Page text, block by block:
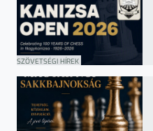
SZÖVETSÉGI HÍREK